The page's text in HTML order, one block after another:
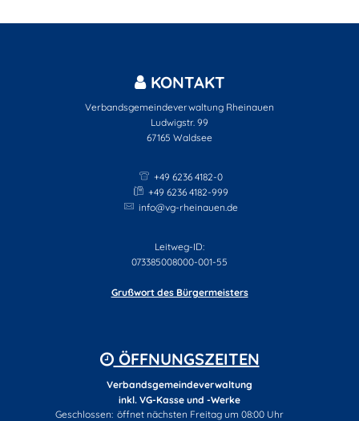
KONTAKT
Verbandsgemeindeverwaltung Rheinauen
Ludwigstr. 99
67165 Waldsee
+49 6236 4182-0
+49 6236 4182-999
info@vg-rheinauen.de
Leitweg-ID:
073385008000-001-55
Grußwort des Bürgermeisters
ÖFFNUNGSZEITEN
Verbandsgemeindeverwaltung
inkl. VG-Kasse und -Werke
Klicken, um weitere Öffnungs- oder Schließzeiten auszublenden
Geschlossen: öffnet nächsten Freitag um 08:00 Uhr